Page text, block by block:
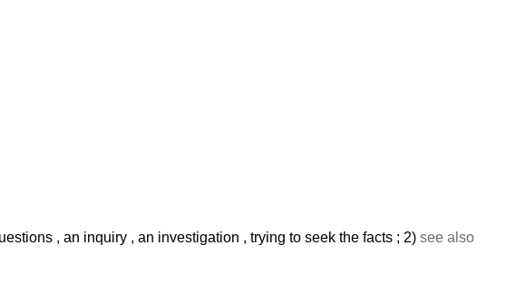
, an inquiry , an investigation , trying to seek the facts ; 2) see also